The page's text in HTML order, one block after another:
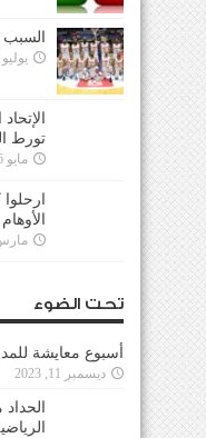
السبب
يوليو 24, 2022
تورط
مايو 6, 2022
مارس 25,
تحت الضوء
أسبوع معايشة
ديسمبر 11, 2023
الحداد